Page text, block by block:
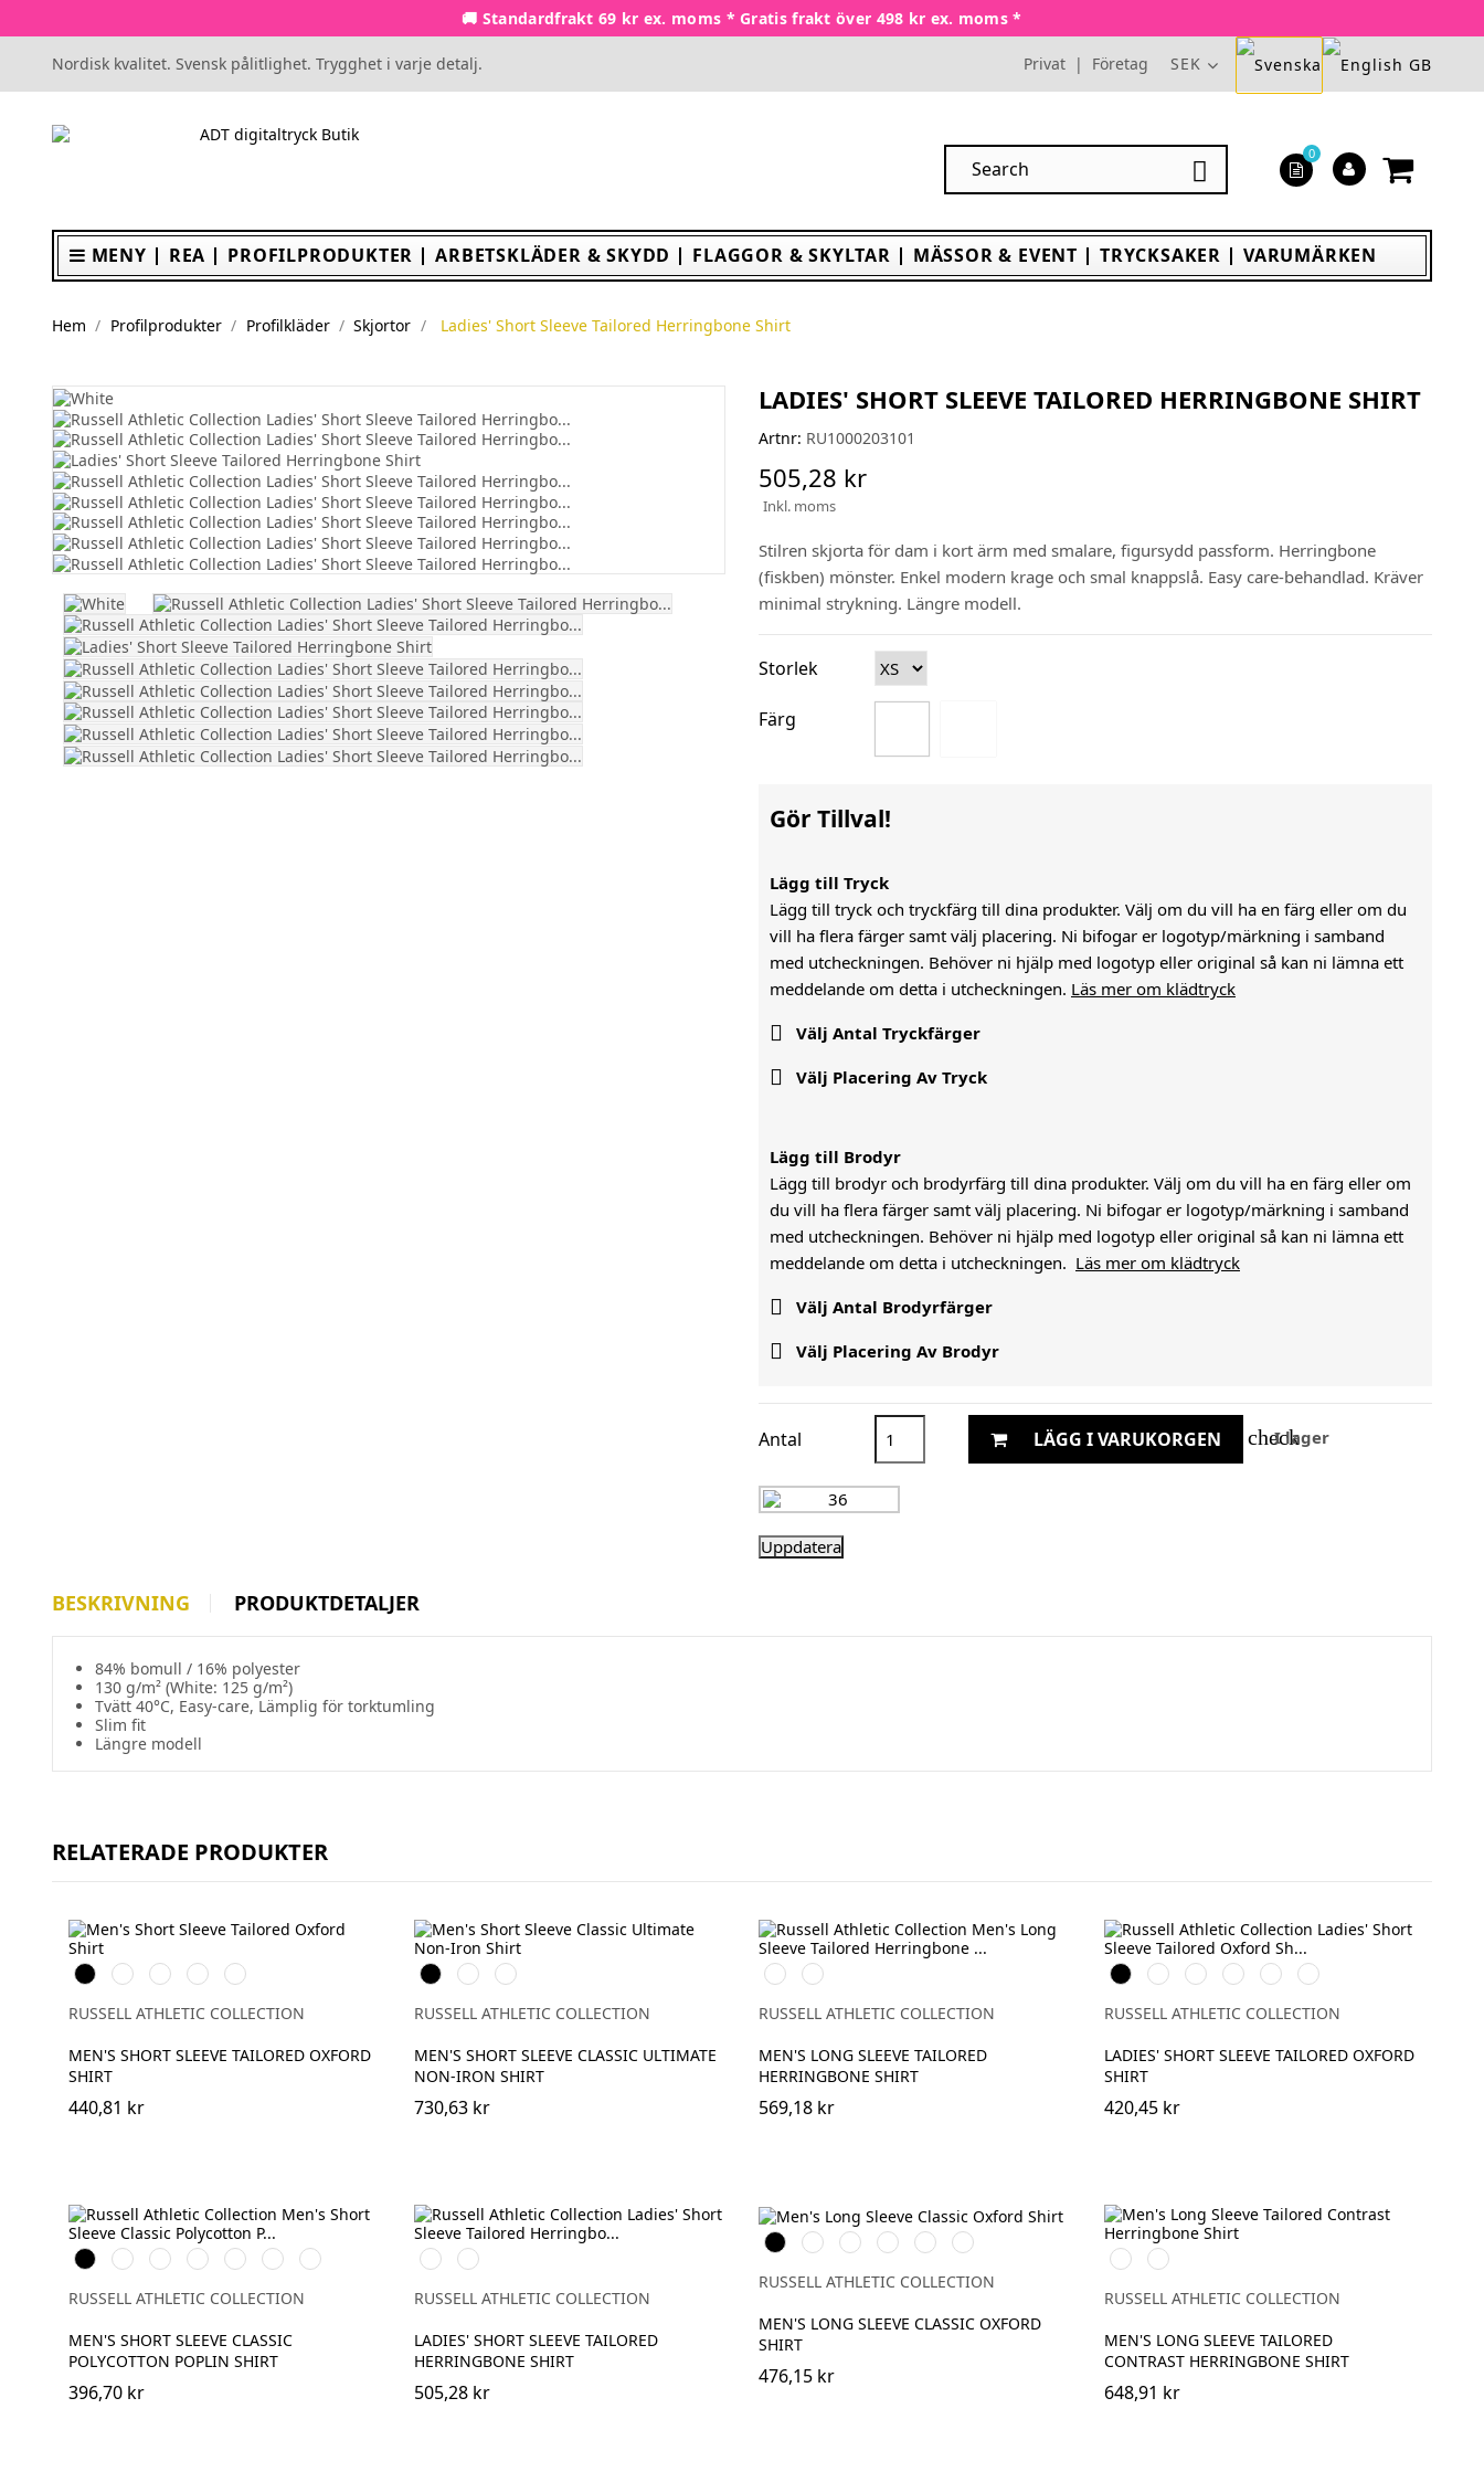
🚚 Standardfrakt 69 kr ex. moms * Gratis frakt över 498 kr ex. moms *
Nordisk kvalitet. Svensk pålitlighet. Trygghet i varje detalj. Privat | Företag SEK

0
MENY REA PROFILPRODUKTER ARBETSKLÄDER & SKYDD FLAGGOR & SKYLTAR MÄSSOR & EVENT TRYCKSAKER VARUMÄRKEN
Hem Profilprodukter Profilkläder Skjortor Ladies' Short Sleeve Tailored Herringbone Shirt
LADIES' SHORT SLEEVE TAILORED HERRINGBONE SHIRT
Artnr: RU1000203101
505,28 kr
Inkl. moms
Stilren skjorta för dam i kort ärm med smalare, figursydd passform. Herringbone
(fiskben) mönster. Enkel modern krage och smal knappslå. Easy care-behandlad. Kräver
minimal strykning. Längre modell.
Storlek
Färg
Gör Tillval!
Lägg till Tryck
Lägg till tryck och tryckfärg till dina produkter. Välj om du vill ha en färg eller om du
vill ha flera färger samt välj placering. Ni bifogar er logotyp/märkning i samband
med utcheckningen. Behöver ni hjälp med logotyp eller original så kan ni lämna ett
meddelande om detta i utcheckningen. Läs mer om klädtryck
 Välj Antal Tryckfärger
 Välj Placering Av Tryck
Lägg till Brodyr
Lägg till brodyr och brodyrfärg till dina produkter. Välj om du vill ha en färg eller om
du vill ha flera färger samt välj placering. Ni bifogar er logotyp/märkning i samband
med utcheckningen. Behöver ni hjälp med logotyp eller original så kan ni lämna ett
meddelande om detta i utcheckningen. Läs mer om klädtryck
 Välj Antal Brodyrfärger
 Välj Placering Av Brodyr
Antal LÄGG I VARUKORGEN check
I lager
BESKRIVNING PRODUKTDETALJER
84% bomull / 16% polyester
130 g/m² (White: 125 g/m²)
Tvätt 40°C, Easy-care, Lämplig för torktumling
Slim fit
Längre modell
RELATERADE PRODUKTER
BlackWhiteBright
Royal
Oxford
Blue
Bright
Navy
RUSSELL ATHLETIC COLLECTION
MEN'S SHORT SLEEVE TAILORED OXFORD
SHIRT
440,81 kr
BlackWhiteBright
Sky
RUSSELL ATHLETIC COLLECTION
MEN'S SHORT SLEEVE CLASSIC ULTIMATE
NON-IRON SHIRT
730,63 kr
WhiteLight
Blue
RUSSELL ATHLETIC COLLECTION
MEN'S LONG SLEEVE TAILORED
HERRINGBONE SHIRT
569,18 kr
BlackWhiteSilverBright
Royal
Oxford
Blue
Bright
Navy
RUSSELL ATHLETIC COLLECTION
LADIES' SHORT SLEEVE TAILORED OXFORD
SHIRT
420,45 kr
BlackWhiteFrench
Navy
Bright
Royal
Classic
Red
Convoy
Grey
Corporate
Blue
RUSSELL ATHLETIC COLLECTION
MEN'S SHORT SLEEVE CLASSIC
POLYCOTTON POPLIN SHIRT
396,70 kr
WhiteLight
Blue
RUSSELL ATHLETIC COLLECTION
LADIES' SHORT SLEEVE TAILORED
HERRINGBONE SHIRT
505,28 kr
BlackWhiteSilverBright
Royal
Oxford
Blue
Bright
Navy
RUSSELL ATHLETIC COLLECTION
MEN'S LONG SLEEVE CLASSIC OXFORD
SHIRT
476,15 kr
WhiteLight
Blue
RUSSELL ATHLETIC COLLECTION
MEN'S LONG SLEEVE TAILORED
CONTRAST HERRINGBONE SHIRT
648,91 kr